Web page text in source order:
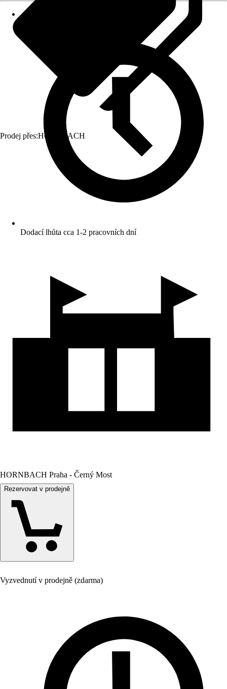
Prodej přes:HORNBACH
Dodací lhůta cca 1-2 pracovních dní
HORNBACH Praha - Černý Most
Rezervovat v prodejně
Vyzvednutí v prodejně (zdarma)